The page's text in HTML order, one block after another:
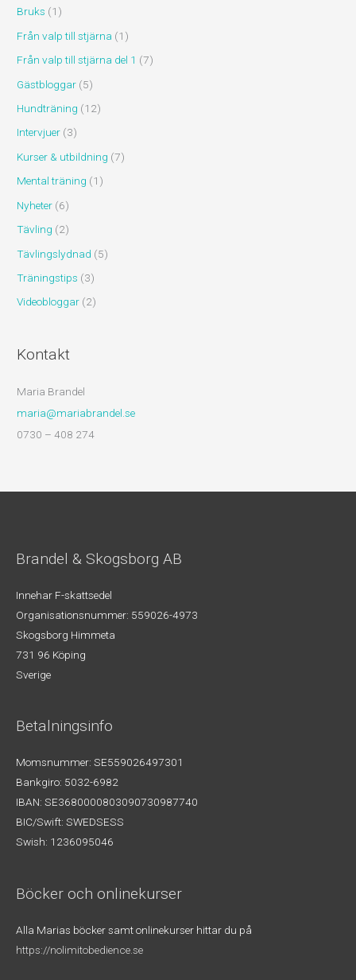
Bruks (1)
Från valp till stjärna (1)
Från valp till stjärna del 1 (7)
Gästbloggar (5)
Hundträning (12)
Intervjuer (3)
Kurser & utbildning (7)
Mental träning (1)
Nyheter (6)
Tävling (2)
Tävlingslydnad (5)
Träningstips (3)
Videobloggar (2)
Kontakt
Maria Brandel
maria@mariabrandel.se
0730 – 408 274
Brandel & Skogsborg AB
Innehar F-skattsedel
Organisationsnummer: 559026-4973
Skogsborg Himmeta
731 96 Köping
Sverige
Betalningsinfo
Momsnummer: SE559026497301
Bankgiro: 5032-6982
IBAN: SE3680000803090730987740
BIC/Swift: SWEDSESS
Swish: 1236095046
Böcker och onlinekurser
Alla Marias böcker samt onlinekurser hittar du på
https://nolimitobedience.se